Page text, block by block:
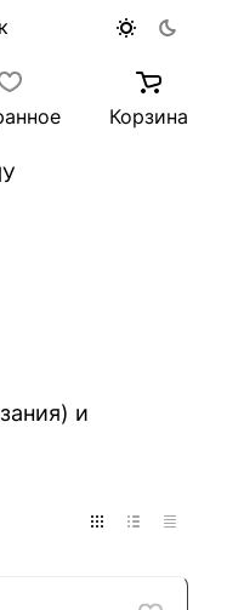
Корзина
и